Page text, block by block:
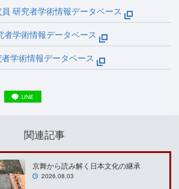
研究者学術情報データベース
学術情報データベース
学術情報データベース
関連記事
京舞から読み解く日本文化の継承
2026.08.03